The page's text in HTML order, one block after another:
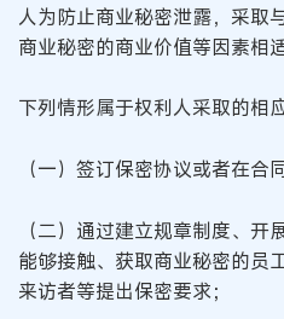
人为防止商业秘密泄露，采取
商业秘密的商业价值等因素相
下列情形属于权利人采取的相
（一）签订保密协议或者在合
（二）通过建立规章制度、
能够接触、获取商业秘密的员
来访者等提出保密要求；